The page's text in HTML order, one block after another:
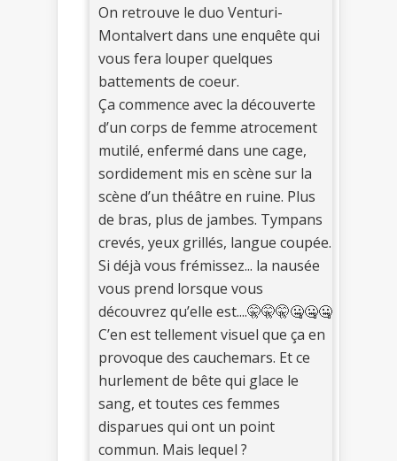
On retrouve le duo Venturi-
Montalvert dans une enquête qui
vous fera louper quelques
battements de coeur.
Ça commence avec la découverte
d’un corps de femme atrocement
mutilé, enfermé dans une cage,
sordidement mis en scène sur la
scène d’un théâtre en ruine. Plus
de bras, plus de jambes. Tympans
crevés, yeux grillés, langue coupée.
Si déjà vous frémissez... la nausée
vous prend lorsque vous
découvrez qu’elle est....🤫🤫🤫🤐🤐🤐
C’en est tellement visuel que ça en
provoque des cauchemars. Et ce
hurlement de bête qui glace le
sang, et toutes ces femmes
disparues qui ont un point
commun. Mais lequel ?